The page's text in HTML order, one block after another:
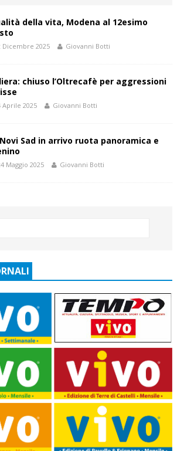
della vita, Modena al 12esimo
Dicembre 2025 Giovanni Botti
chiuso l’Oltrecafè per aggressioni
Aprile 2025 Giovanni Botti
Sad in arrivo ruota panoramica e
Maggio 2025 Giovanni Botti